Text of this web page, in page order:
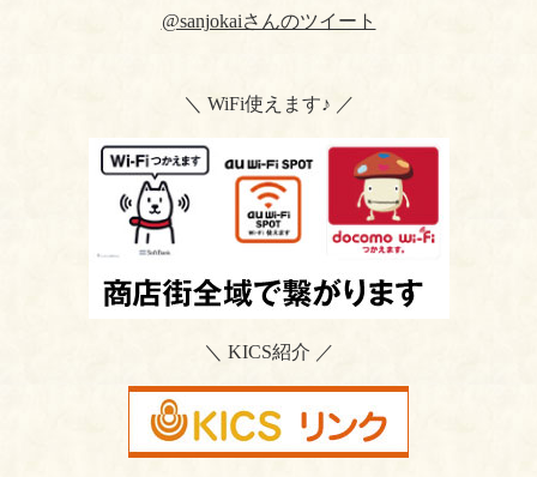
@sanjokaiさんのツイート
＼ WiFi使えます♪ ／
＼ KICS紹介 ／